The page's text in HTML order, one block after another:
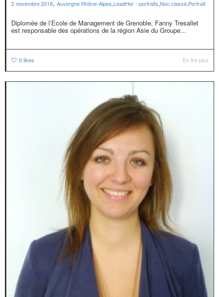
2 novembre 2018, Auvergne Rhône-Alpes,LeadHer - portraits,Non classé,Portrait
Diplomée de l’Ecole de Management de Grenoble, Fanny Tresallet
est responsable des opérations de la région Asie du Groupe...
0likes En lire plus